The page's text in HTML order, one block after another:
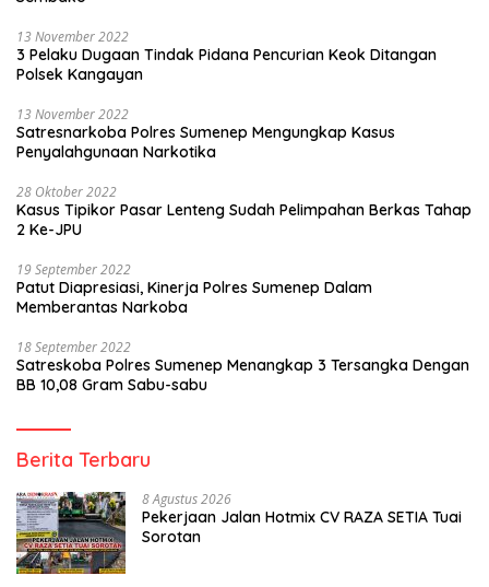
13 November 2022
3 Pelaku Dugaan Tindak Pidana Pencurian Keok Ditangan
Polsek Kangayan
13 November 2022
Satresnarkoba Polres Sumenep Mengungkap Kasus
Penyalahgunaan Narkotika
28 Oktober 2022
Kasus Tipikor Pasar Lenteng Sudah Pelimpahan Berkas Tahap
2 Ke-JPU
19 September 2022
Patut Diapresiasi, Kinerja Polres Sumenep Dalam
Memberantas Narkoba
18 September 2022
Satreskoba Polres Sumenep Menangkap 3 Tersangka Dengan
BB 10,08 Gram Sabu-sabu
Berita Terbaru
8 Agustus 2026
Pekerjaan Jalan Hotmix CV RAZA SETIA Tuai
Sorotan